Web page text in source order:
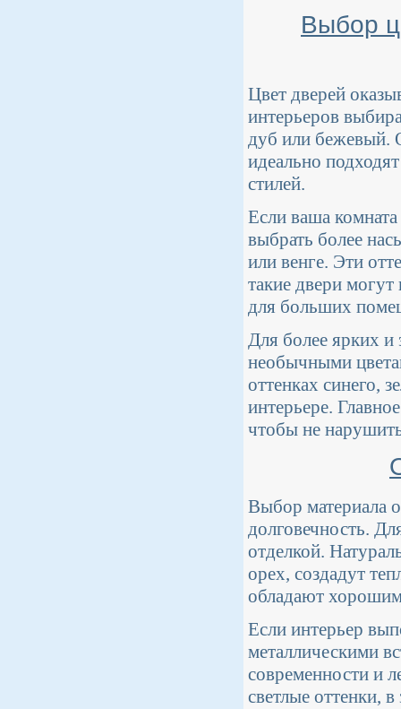
Выбор
Цвет дверей
интерьеров
дуб или бежевый.
идеально
стилей.
Если ваша
выбрать более
или венге. Эти
такие двери
для больших
Для более ярких и
необычными
оттенках синего,
интерьере.
чтобы не
Выбор материала
долговечность.
отделкой.
орех, создадут
обладают
Если интерьер
металлическими
современности и
светлые оттенки,